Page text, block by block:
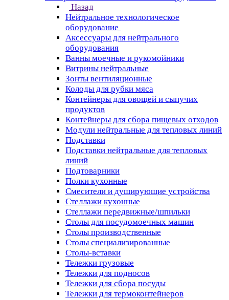
Назад
Нейтральное технологическое
оборудование
Аксессуары для нейтрального
оборудования
Ванны моечные и рукомойники
Витрины нейтральные
Зонты вентиляционные
Колоды для рубки мяса
Контейнеры для овощей и сыпучих
продуктов
Контейнеры для сбора пищевых отходов
Модули нейтральные для тепловых линий
Подставки
Подставки нейтральные для тепловых
линий
Подтоварники
Полки кухонные
Смесители и душирующие устройства
Стеллажи кухонные
Стеллажи передвижные/шпильки
Столы для посудомоечных машин
Столы производственные
Столы специализированные
Столы-вставки
Тележки грузовые
Тележки для подносов
Тележки для сбора посуды
Тележки для термоконтейнеров